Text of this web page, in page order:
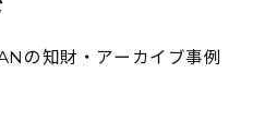
の知財・アーカイブ事例